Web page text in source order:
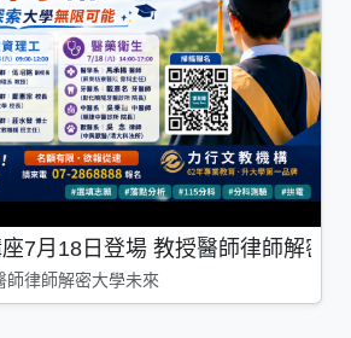
7月18日登場 教授醫師律師解密
師律師解密大學未來